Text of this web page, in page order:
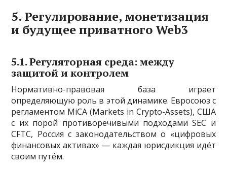
5. Регулирование, монетизация
и будущее приватного Web3
5.1. Регуляторная среда: между
защитой и контролем
Нормативно-правовая база играет
определяющую роль в этой динамике. Евросоюз с
регламентом MiCA (Markets in Crypto-Assets), США
с их порой противоречивыми подходами SEC и
CFTC, Россия с законодательством о «цифровых
финансовых активах» — каждая юрисдикция идёт
своим путём.